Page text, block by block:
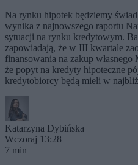
Na rynku hipotek będziemy
wynika z najnowszego raportu
sytuacji na rynku kredytowym.
zapowiadają, że w III kwartale
finansowania na zakup własnego
że popyt na kredyty hipoteczne
kredytobiorcy będą mieli w
Katarzyna Dybińska
Wczoraj 13:28
7 min